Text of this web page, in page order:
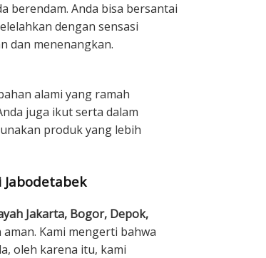
berendam. Anda bisa bersantai
dengan sensasi
dan menenangkan.
alami yang ramah
juga ikut serta dalam
produk yang lebih
Jakarta, Bogor, Depok,
Kami mengerti bahwa
oleh karena itu, kami